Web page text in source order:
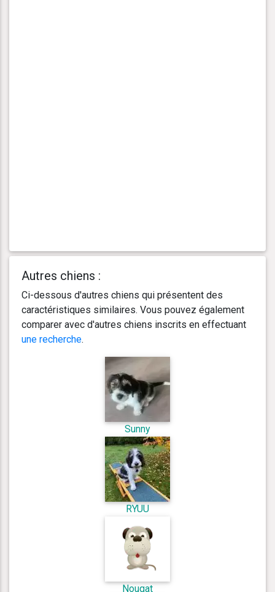
Autres chiens :
Ci-dessous d'autres chiens qui présentent des
caractéristiques similaires. Vous pouvez également
comparer avec d'autres chiens inscrits en effectuant
une recherche.
Sunny
RYUU
Nougat